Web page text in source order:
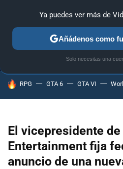
MENÚ
GUÍAS Y TRUCOS
HOY SE HABLA DE
RPG GTA 6 GTA VI
El vicepresidente
Entertainment fija
anuncio de una
Ya puedes ver más de
Añádenos como
Solo necesitas una